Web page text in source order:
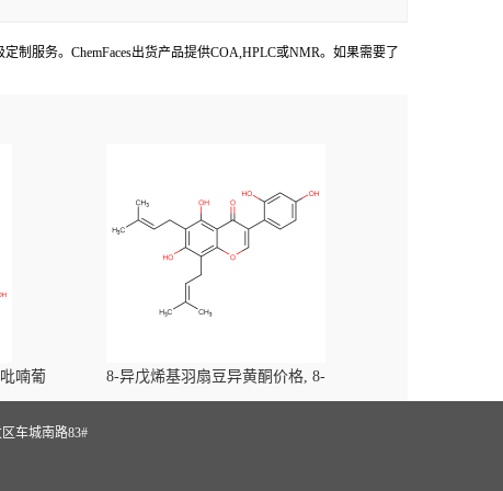
定制服务。ChemFaces出货产品提供COA,HPLC或NMR。如果需要了
喃葡
8-异戊烯基羽扇豆异黄酮价格, 8-
Prenylluteone对照品, CAS号:125002-91-7
车城南路83#